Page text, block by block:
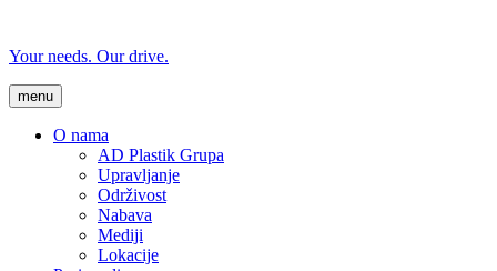
Your needs. Our drive.
menu
O nama
AD Plastik Grupa
Upravljanje
Održivost
Nabava
Mediji
Lokacije